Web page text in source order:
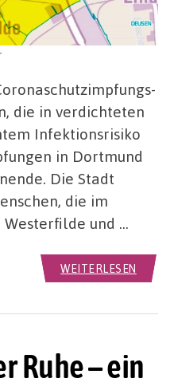
die in verdichteten
Infektionsrisiko
in Dortmund
Die Stadt
die im
Westerfilde und …
WEITERLESEN
Ruhe – ein